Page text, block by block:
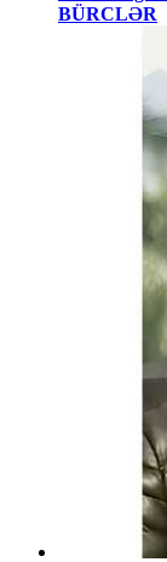
BÜRCLƏR